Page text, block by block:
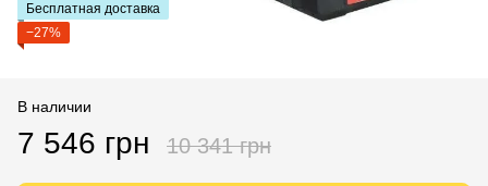
Бесплатная доставка
−27%
В наличии
7 546 грн 10 341 грн